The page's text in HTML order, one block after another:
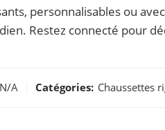
personnalisables ou
Restez connecté pour
N/A Catégories: Chaussettes